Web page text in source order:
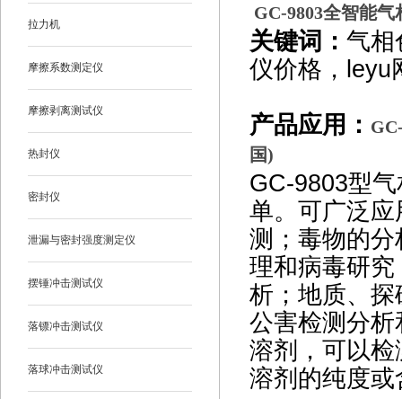
拉力机
摩擦系数测定仪
摩擦剥离测试仪
热封仪
密封仪
泄漏与密封强度测定仪
摆锤冲击测试仪
落镖冲击测试仪
落球冲击测试仪
GC-9803全智能气
关键词： 气相
仪价格，leyu
产品应用：
国)
GC-9803型
单。可广泛
测；毒物的
理和病毒研
析；地质、
公害检测分析
溶剂，可以
溶剂的纯度或